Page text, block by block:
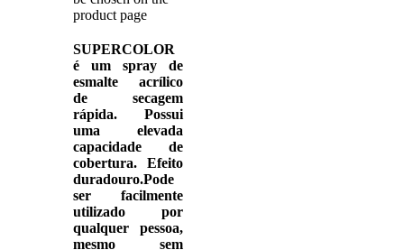
product page
SUPERCOLOR
é um spray de
esmalte acrílico
de secagem
rápida. Possui
uma elevada
capacidade de
cobertura. Efeito
duradouro.Pode
ser facilmente
utilizado por
qualquer pessoa,
mesmo sem